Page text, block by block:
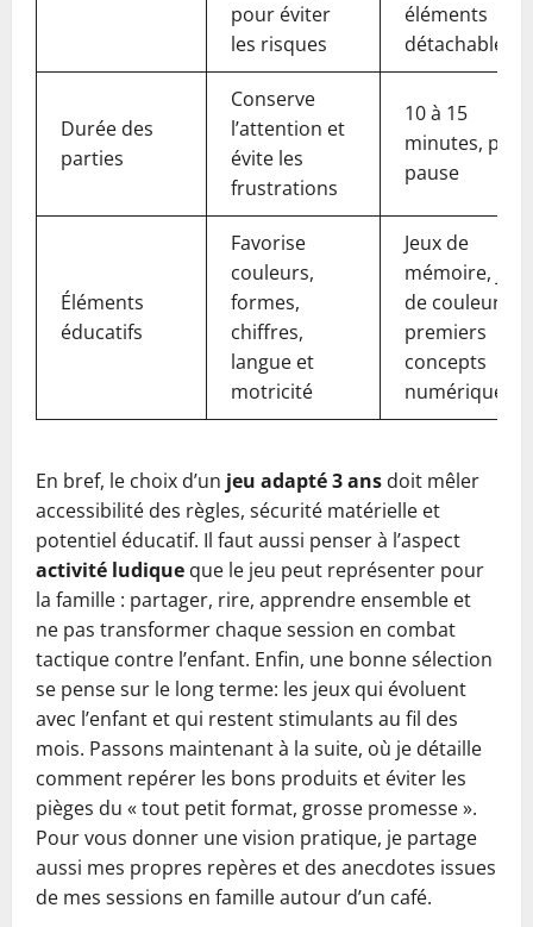
pour éviter
les risques
éléments
détachables
Durée des
parties
Conserve
l’attention et
évite les
frustrations
10 à 15
minutes, puis
pause
Éléments
éducatifs
Favorise
couleurs,
formes,
chiffres,
langue et
motricité
Jeux de
mémoire, jeux
de couleurs,
premiers
concepts
numériques
En bref, le choix d’un jeu adapté 3 ans doit mêler
accessibilité des règles, sécurité matérielle et
potentiel éducatif. Il faut aussi penser à l’aspect
activité ludique que le jeu peut représenter pour
la famille : partager, rire, apprendre ensemble et
ne pas transformer chaque session en combat
tactique contre l’enfant. Enfin, une bonne sélection
se pense sur le long terme: les jeux qui évoluent
avec l’enfant et qui restent stimulants au fil des
mois. Passons maintenant à la suite, où je détaille
comment repérer les bons produits et éviter les
pièges du « tout petit format, grosse promesse ».
Pour vous donner une vision pratique, je partage
aussi mes propres repères et des anecdotes issues
de mes sessions en famille autour d’un café.